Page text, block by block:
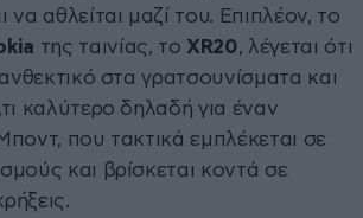
να αθλείται μαζί του. Επιπλέον, το
της ταινίας, το XR20, λέγεται ότι
ανθεκτικό στα γρατσουνίσματα και
καλύτερο δηλαδή για έναν
που τακτικά εμπλέκεται σε
και βρίσκεται κοντά σε